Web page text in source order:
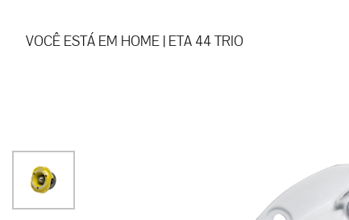
VOCÊ ESTÁ EM HOME | ETA 44 TRIO